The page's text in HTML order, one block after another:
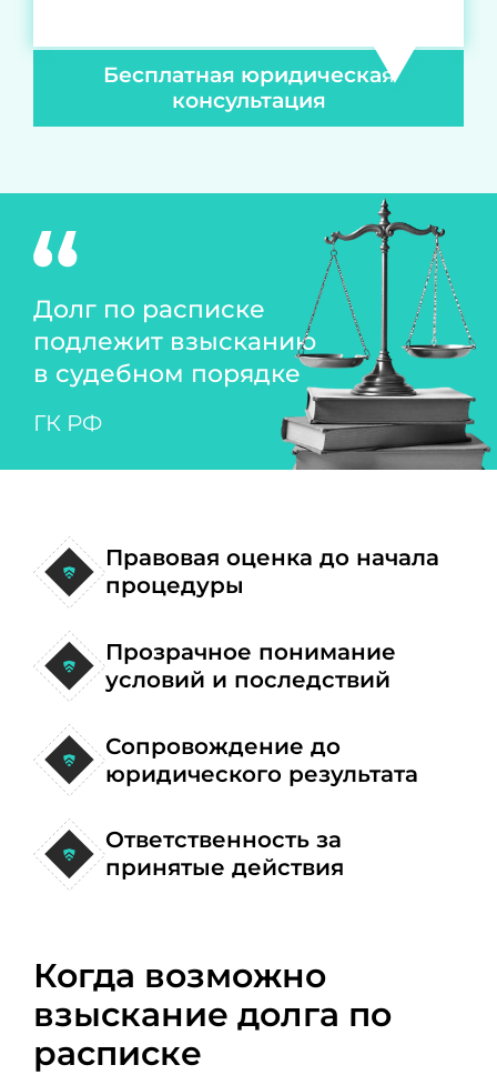
Бесплатная юридическая
консультация
Долг по расписке
подлежит взысканию
в судебном порядке
ГК РФ
Правовая оценка до начала
процедуры
Прозрачное понимание
условий и последствий
Сопровождение до
юридического результата
Ответственность за
принятые действия
Когда возможно
взыскание долга по
расписке